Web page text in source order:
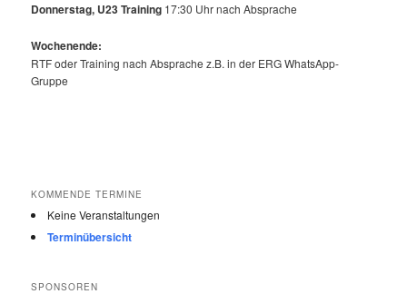
Donnerstag, U23 Training 17:30 Uhr nach Absprache
Wochenende:
RTF oder Training nach Absprache z.B. in der ERG WhatsApp-
Gruppe
KOMMENDE TERMINE
Keine Veranstaltungen
Terminübersicht
SPONSOREN